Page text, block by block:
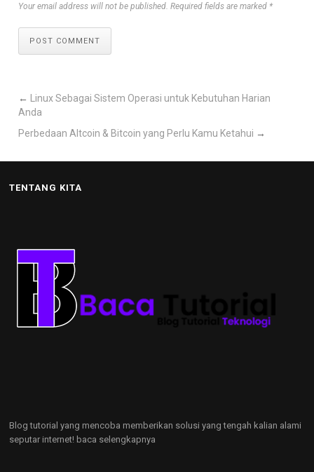
Your email address will not be published. Required fields are marked *
POST COMMENT
←
Linux Sebagai Sistem Operasi untuk Kebutuhan Harian
Anda
Perbedaan Altcoin & Bitcoin yang Perlu Kamu Ketahui →
TENTANG KITA
Blog tutorial yang mencoba memberikan solusi yang tengah kalian alami
seputar internet! baca selengkapnya